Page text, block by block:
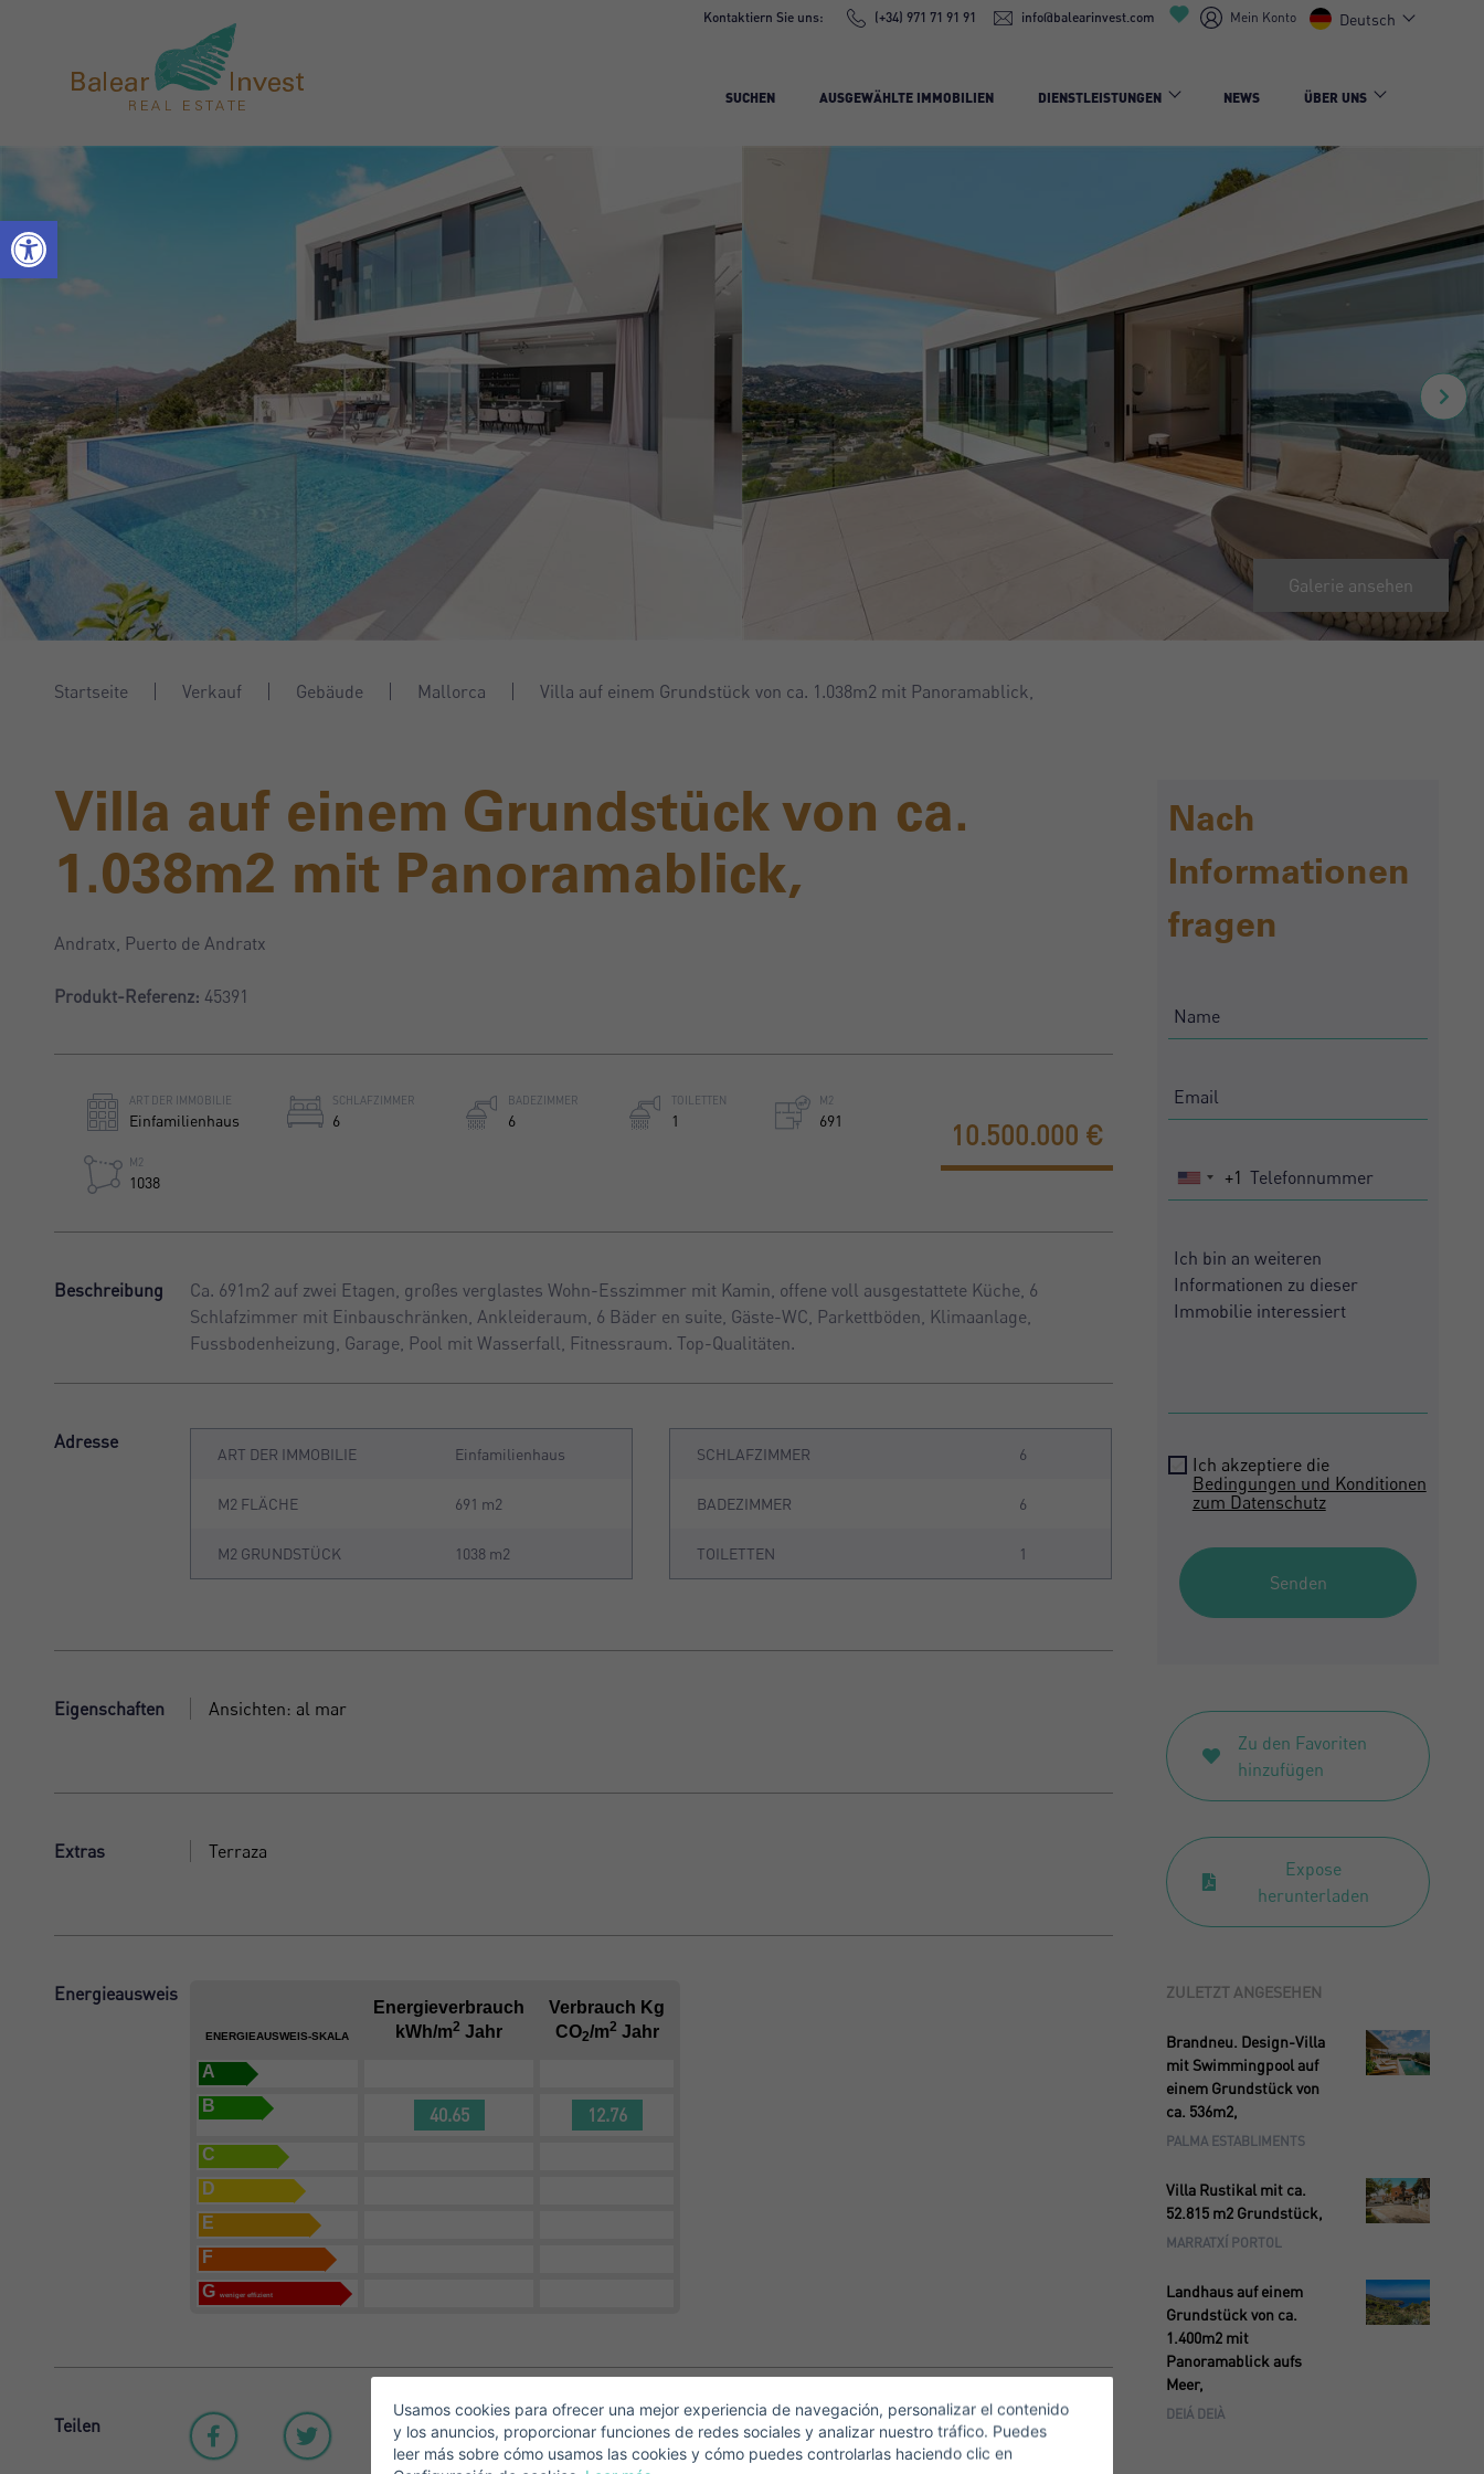
Kontaktiern Sie uns: (+34) 971 71 91 91 info@balearinvest.com Mein Konto Deutsch
SUCHEN AUSGEWÄHLTE IMMOBILIEN DIENSTLEISTUNGEN NEWS ÜBER UNS
Galerie ansehen
Startseite Verkauf Gebäude Mallorca Villa auf einem Grundstück von ca. 1.038m2 mit Panoramablick,
Villa auf einem Grundstück von ca.
1.038m2 mit Panoramablick,
Andratx, Puerto de Andratx
Produkt-Referenz: 45391
ART DER IMMOBILIE
Einfamilienhaus
SCHLAFZIMMER
6
BADEZIMMER
6
TOILETTEN
1
M2
691
M2
1038
10.500.000 €
Beschreibung
Ca. 691m2 auf zwei Etagen, großes verglastes Wohn-Esszimmer mit Kamin, offene voll ausgestattete Küche, 6
Schlafzimmer mit Einbauschränken, Ankleideraum, 6 Bäder en suite, Gäste-WC, Parkettböden, Klimaanlage,
Fussbodenheizung, Garage, Pool mit Wasserfall, Fitnessraum. Top-Qualitäten.
Adresse
ART DER IMMOBILIE Einfamilienhaus
M2 FLÄCHE 691 m2
M2 GRUNDSTÜCK 1038 m2
SCHLAFZIMMER 6
BADEZIMMER 6
TOILETTEN 1
Eigenschaften Ansichten: al mar
Extras Terraza
Energieausweis
ENERGIEAUSWEIS-SKALA
Energieverbrauch
kWh/m2 Jahr
Verbrauch Kg
CO2/m2 Jahr
A
B
40.65 12.76
C
D
E
F
Gweniger effizient
Teilen
Nach
Informationen
fragen
United
+1
Ich akzeptiere die
Bedingungen und Konditionen
zum Datenschutz
Senden
Zu den Favoriten
hinzufügen
Expose
herunterladen
ZULETZT ANGESEHEN
Brandneu. Design-Villa
mit Swimmingpool auf
einem Grundstück von
ca. 536m2,
PALMA ESTABLIMENTS
Villa Rustikal mit ca.
52.815 m2 Grundstück,
MARRATXÍ PORTOL
Landhaus auf einem
Grundstück von ca.
1.400m2 mit
Panoramablick aufs
Meer,
DEIÁ DEIÀ
Crear una cuenta
Email*
United
States
+1
Usamos cookies para ofrecer una mejor experiencia de navegación, personalizar el contenido
y los anuncios, proporcionar funciones de redes sociales y analizar nuestro tráfico. Puedes
leer más sobre cómo usamos las cookies y cómo puedes controlarlas haciendo clic en